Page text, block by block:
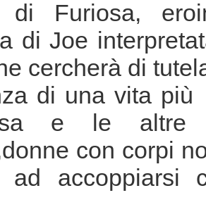
di Furiosa,
di Joe
cercherà di
di una vita
e le altre
con corpi
ad accoppiarsi